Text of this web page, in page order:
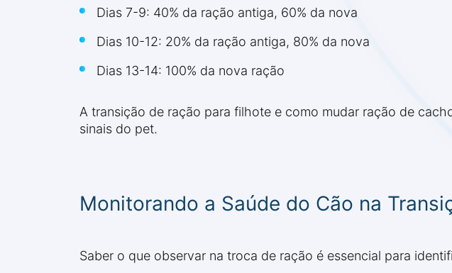
Dias 7-9: 40% da ração antiga, 60% da nova
Dias 10-12: 20% da ração antiga, 80% da nova
Dias 13-14: 100% da nova ração
A transição de ração para filhote e como mudar ração de
sinais do pet.
Monitorando a Saúde do Cão na
Saber o que observar na troca de ração é essencial para